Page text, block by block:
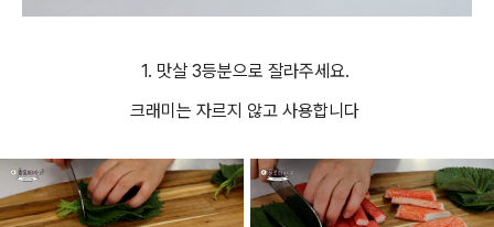
1. 맛살 3등분으로 잘라주세요.
크래미는 자르지 않고 사용합니다